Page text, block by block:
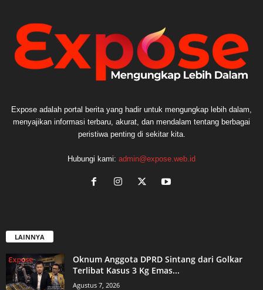
Expose adalah portal berita yang hadir untuk mengungkap lebih dalam,
menyajikan informasi terbaru, akurat, dan mendalam tentang berbagai
peristiwa penting di sekitar kita.
Hubungi kami: admin@expose.web.id
LAINNYA
Oknum Anggota DPRD Sintang dari Golkar
Terlibat Kasus 3 Kg Emas...
Agustus 7, 2026